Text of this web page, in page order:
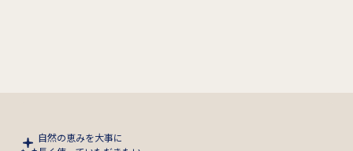
自然の恵みを大事に